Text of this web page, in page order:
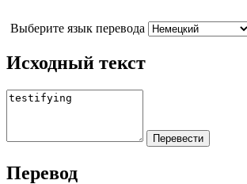
Выберите язык перевода
Исходный текст
Перевод